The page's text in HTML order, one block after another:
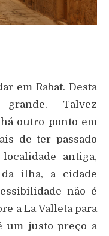
em Rabat. Desta
Talvez
outro ponto em
de ter passado
antiga,
ilha, a cidade
não é
a La Valleta para
um justo preço a